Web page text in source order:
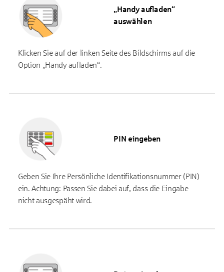
„Handy aufladen“
auswählen
Klicken Sie auf der linken Seite des Bildschirms auf die
Option „Handy aufladen“.
PIN eingeben
Geben Sie Ihre Persönliche Identifikationsnummer (PIN)
ein. Achtung: Passen Sie dabei auf, dass die Eingabe
nicht ausgespäht wird.